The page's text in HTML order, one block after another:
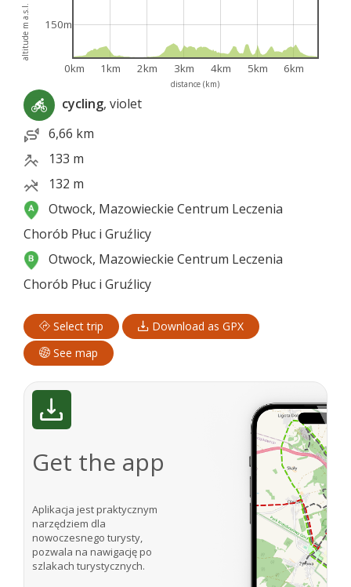
distance (km)
altitude m a.s.l.
0km 1km 2km 3km 4km 5km 6km
150m
cycling, violet
6,66 km
133 m
132 m
Otwock, Mazowieckie Centrum Leczenia
Chorób Płuc i Gruźlicy
Otwock, Mazowieckie Centrum Leczenia
Chorób Płuc i Gruźlicy
Select trip
Download as GPX
See map
Get the app
Aplikacja jest praktycznym
narzędziem dla
nowoczesnego turysty,
pozwala na nawigację po
szlakach turystycznych.